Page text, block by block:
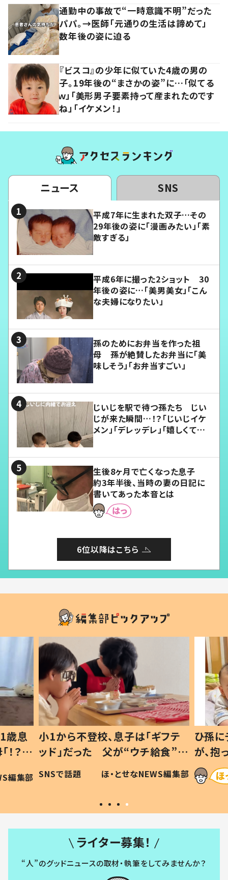
通勤中の事故で“一時意識不明”だった
パパ。→医師「元通りの生活は諦めて」
数年後の姿に迫る
『ビスコ』の少年に似ていた4歳の男の
子。19年後の“まさかの姿”に…「似てる
ｗ」「美形男子要素持って産まれたのです
ね」「イケメン！」
ニュース SNS
平成7年に生まれた双子…その
29年後の姿に「漫画みたい」「素
敵すぎる」
平成6年に撮った2ショット 30
年後の姿に…「美男美女」「こん
な夫婦になりたい」
孫のためにお弁当を作った祖
母 孫が絶賛したお弁当に「美
味しそう」「お弁当すごい」
じいじを駅で待つ孫たち じい
じが来た瞬間…！？「じいじイケ
メン」「デレッデレ」「嬉しくて可
生後8ヶ月で亡くなった息子
約3年半後、当時の妻の日記に
書いてあった本音とは
6位以降はこちら
歳息
？」
編集部
小1から不登校、息子は「ギフテ
ッド」だった 父が“ウチ給食”を
作り続ける理由とは #令和の親
#令和の子
SNSで話題 ほ・とせなNEWS編集部
ひ孫
が、
「涙が
い」
ライター募集！
“人”のグッドニュースの取材・執筆をしてみませんか？